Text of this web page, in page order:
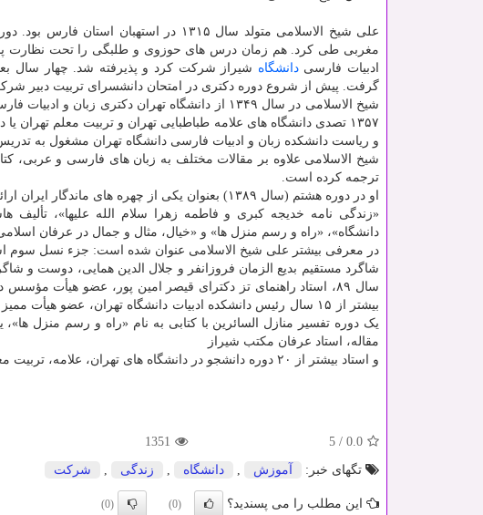
علی شیخ الاسلامی متولد سال ۱۳۱۵ در
مغربی طی کرد. هم زمان درس های حوزوی و طلبگی را تحت نظارت
ادبیات فارسیدانشگاه شیراز شرکت کرد و پذیرفته شد. چهار سال
گرفت. پیش از شروع دوره دکتری در امتحان دانشسرای تربیت دبیر
۱۳۵۷ تصدی دانشگاه های علامه طباطبایی تهران و تربیت معلم
و ریاست دانشکده زبان و ادبیات فارسی دانشگاه تهران مشغول به
شیخ الاسلامی علاوه بر مقالات مختلف به زبان های فارسی و عربی،
ترجمه کرده است.
او در دوره هشتم (سال ۱۳۸۹) بعنوان یکی از چهره های ماندگار ایران ارائه شد.
«زندگی نامه خدیجه کبری و فاطمه زهرا سلام الله علیها»،
دانشگاه»، «راه و رسم منزل ها» و «خیال، مثال و جمال در عرفان
در معرفی بیشتر علی شیخ الاسلامی عنوان شده است: جزء نسل سوم
شاگرد مستقیم بدیع الزمان فروزانفر و جلال الدین همایی، دوست و
بیشتر از ۱۵ سال رئیس دانشکده ادبیات دانشگاه تهران، عضو هیأت ممیز وزارت
مقاله، استاد عرفان مکتب شیراز
و استاد بیشتر از ۲۰ دوره دانشجو در دانشگاه های تهران، علامه، تربیت معلم و آزاد.
0.0
/
5
1351
تگهای خبر:
آموزش دانشگاه زندگی شركت
این مطلب را می پسندید؟ (0)
(0)